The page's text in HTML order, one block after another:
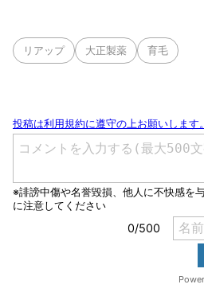
リアップ 大正製薬 育毛